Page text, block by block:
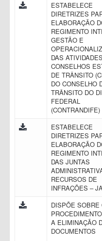
ESTABELECE
DIRETRIZES
ELABORAÇÃO
REGIMENTO
GESTÃO E
DAS
CONSELHOS
DE TRÂNSITO
DO CONSELHO
TRÂNSITO DO
FEDERAL
(CONTRANDIFE)
ESTABELECE
DIRETRIZES
ELABORAÇÃO
REGIMENTO
DAS JUNTAS
RECURSOS DE
INFRAÇÕES –
DISPÕE SOBRE
A ELIMINAÇÃO
DOCUMENTOS